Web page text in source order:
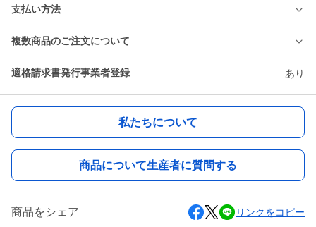
支払い方法
複数商品のご注文について
適格請求書発行事業者登録 あり
私たちについて
商品について生産者に質問する
商品をシェア リンクをコピー